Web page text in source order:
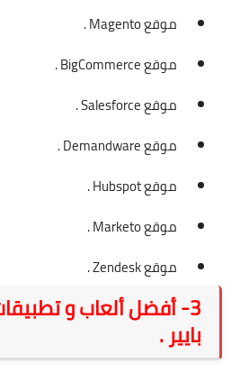
موقع Magento .
موقع BigCommerce .
موقع Salesforce .
موقع Demandware .
موقع Hubspot .
موقع Marketo .
موقع Zendesk .
3- أفضل ألعاب و
بايير .